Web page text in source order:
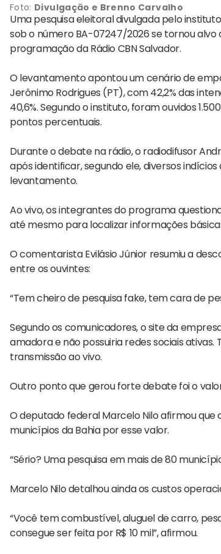
Foto: Divulgação e Brenno Carvalho
Uma pesquisa eleitoral divulgada pelo
sob o número BA-07247/2026 se tornou
programação da Rádio CBN Salvador.
O levantamento apontou um cenário de
Jerônimo Rodrigues (PT), com 42,2% das
40,6%. Segundo o instituto, foram ouvidos
pontos percentuais.
Durante o debate na rádio, o radiodifusor
após identificar, segundo ele, diversos
levantamento.
Ao vivo, os integrantes do programa
até mesmo para localizar informações
O comentarista Evilásio Júnior resumiu a
entre os ouvintes:
“Tem cheiro de pesquisa fake, tem cara de
Segundo os comunicadores, o site da
amadora e não possuiria redes sociais
transmissão ao vivo.
Outro ponto que gerou forte debate foi o valor
O deputado federalMarcelo Niloafirmou que
municípios da Bahia por esse valor.
“Sério? Uma pesquisa em mais de 80
Marcelo Nilo detalhou ainda os custos
“Você tem combustível, aluguel de carro,
consegue ser feita por R$ 10 mil”, afirmou.